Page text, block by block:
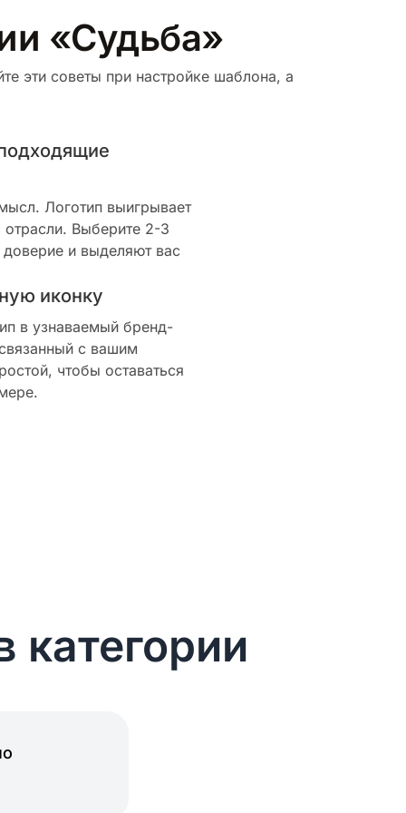
«Судьба»
эти советы при настройке шаблона, а
Логотип выигрывает
Выберите 2-3
и выделяют вас
иконку
в узнаваемый бренд-
с вашим
чтобы оставаться
категории